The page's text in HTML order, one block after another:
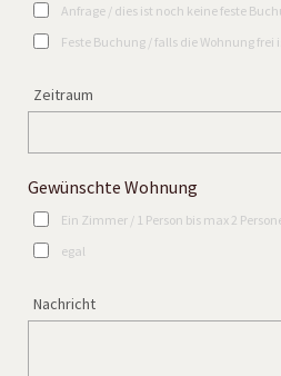
Anfrage / dies ist noch keine feste
Feste Buchung / falls die Wohnung frei
Zeitraum
Gewünschte Wohnung
Ein Zimmer / 1 Person bis max 2
egal
Nachricht